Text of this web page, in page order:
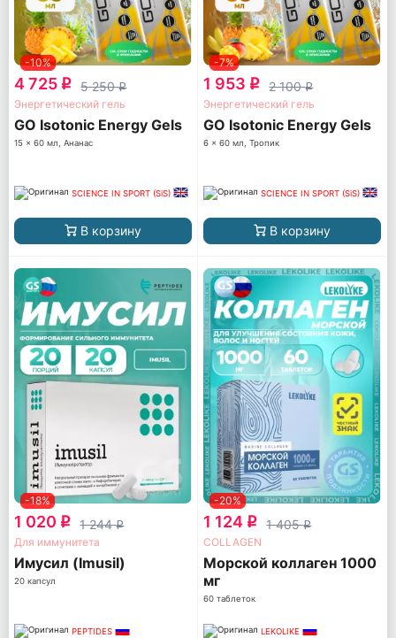
-10%
4 725 q 5 250q
Энергетический гель
GO Isotonic Energy Gels
15 x 60 мл, Ананас
SCIENCE IN SPORT (SiS)
В корзину
-7%
1 953 q 2 100q
Энергетический гель
GO Isotonic Energy Gels
6 x 60 мл, Тропик
SCIENCE IN SPORT (SiS)
В корзину
-18%
1 020 q 1 244q
Для иммунитета
Имусил (Imusil)
20 капсул
PEPTIDES
-20%
1 124 q 1 405q
COLLAGEN
Морской коллаген 1000
мг
60 таблеток
LEKOLIKE